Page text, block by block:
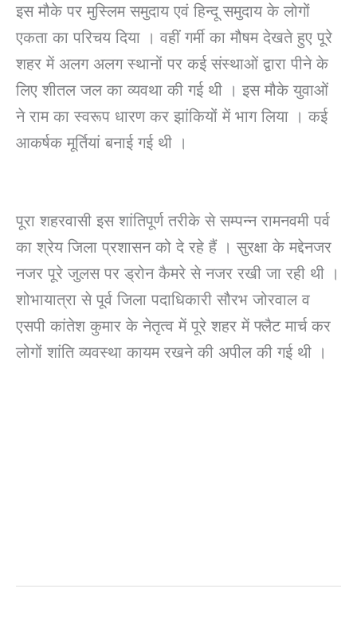
इस मौके पर मुस्लिम समुदाय एवं हिन्दू समुदाय के लोगों
एकता का परिचय दिया । वहीं गर्मी का मौषम देखते हुए पूरे
शहर में अलग अलग स्थानों पर कई संस्थाओं द्वारा पीने के
लिए शीतल जल का व्यवथा की गई थी । इस मौके युवाओं
ने राम का स्वरूप धारण कर झांकियों में भाग लिया । कई
आकर्षक मूर्तियां बनाई गई थी ।
पूरा शहरवासी इस शांतिपूर्ण तरीके से सम्पन्न रामनवमी पर्व
का श्रेय जिला प्रशासन को दे रहे हैं । सुरक्षा के मद्देनजर
नजर पूरे जुलस पर ड्रोन कैमरे से नजर रखी जा रही थी ।
शोभायात्रा से पूर्व जिला पदाधिकारी सौरभ जोरवाल व
एसपी कांतेश कुमार के नेतृत्व में पूरे शहर में फ्लैट मार्च कर
लोगों शांति व्यवस्था कायम रखने की अपील की गई थी ।